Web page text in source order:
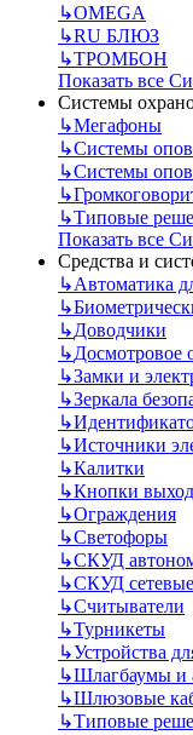
↳OMEGA
↳RU БЛЮЗ
↳ТРОМБОН
Показать все
Системы
↳Мегафоны
↳Системы
↳Системы
↳
↳Типовые
Показать все
Средства и
↳Автоматика
↳
↳Доводчики
↳Досмотровое
↳Замки и
↳Зеркала
↳
↳Источники
↳Калитки
↳Кнопки
↳Ограждения
↳Светофоры
↳СКУД
↳СКУД сетевые
↳Считыватели
↳Турникеты
↳Устройства
↳Шлагбаумы и
↳Шлюзовые
↳Типовые